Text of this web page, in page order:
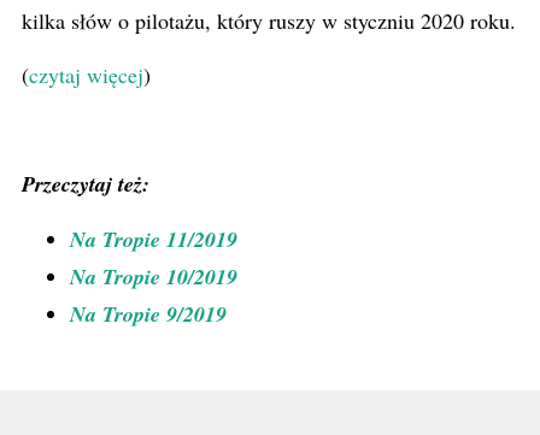
kilka słów o pilotażu, który ruszy w styczniu 2020 roku.
(czytaj więcej)
Przeczytaj też:
Na Tropie 11/2019
Na Tropie 10/2019
Na Tropie 9/2019